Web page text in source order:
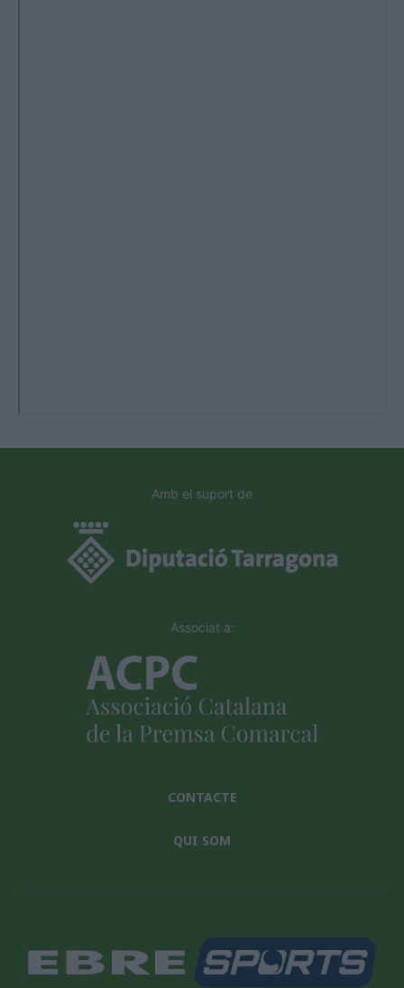
Amb el suport de
Associat a:
CONTACTE
QUI SOM